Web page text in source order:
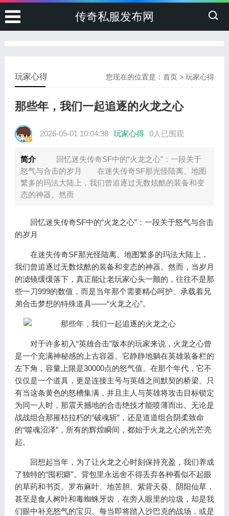
传奇私服发布网
您现在的位置是：首页 >玩家心得
玩家心得
那些年，我们一起追逐的火龙之心
2026-05-01 10:04:38 玩家心得 0人已围观
简介
回忆迷失传奇SF中的“火龙之心”：一段关于
怒气与合击的岁月 在迷失传奇SF那光怪陆离、地图
繁多的玛法大陆上，我们曾追逐过无数炫酷的装备和变
态的神器。然而
回忆迷失传奇SF中的“火龙之心”：一段关于怒气与合击
的岁月
在迷失传奇SF那光怪陆离、地图繁多的玛法大陆上，
我们曾追逐过无数炫酷的装备和变态的神器。然而，当岁月
的滤镜缓缓落下，真正能让老玩家心头一颤的，往往不是那
些一刀999的数值，而是当年那个需要精心呵护、承载着兄
弟合击梦想的特殊道具——“火龙之心”。
对于许多初入“英雄合击”版本的玩家来说，火龙之心曾
是一个充满神秘感的上古容器。它静静地躺在英雄装备栏的
左下角，容量上限是30000点的怒气值。在那个年代，它不
仅仅是一个道具，更是连接主号与英雄之间默契的桥梁。只
有当这条黄色的怒槽集满，并且主人与英雄将攻击目标锁定
为同一人时，那震天撼地的合击绝技才能喷薄而出。无论是
战战组合那摧枯拉朽的“破魂斩”，还是道道组合阴柔致命
的“噬魂沼泽”，所有的辉煌瞬间，都始于火龙之心的光芒亮
起。
回想起当年，为了让火龙之心时刻保持充盈，我们养成
了独特的“囤积癖”。背包里永远舍不得丢弃各种看似不起眼
的草药和书页。罗布麻叶、地苦胆、紫背天葵、阴阳仙草，
甚至是食人树叶和毒蜘蛛牙齿，在旁人眼里的垃圾，却是我
们眼中补充怒气的宝贝。每当即将踏入沙巴克的战场，或是